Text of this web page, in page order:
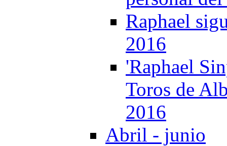
Raphael
2016
'Raphael
Toros de
2016
Abril - junio